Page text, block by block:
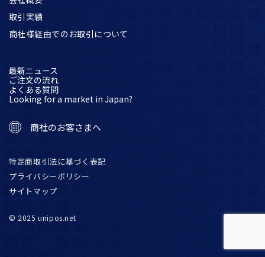
取引実績
商社様経由でのお取引について
最新ニュース
ご注文の流れ
よくある質問
Looking for a market in Japan?
商社のお客さまへ
© 2025 unipos.net
特定商取引法に基づく表記
プライバシーポリシー
サイトマップ